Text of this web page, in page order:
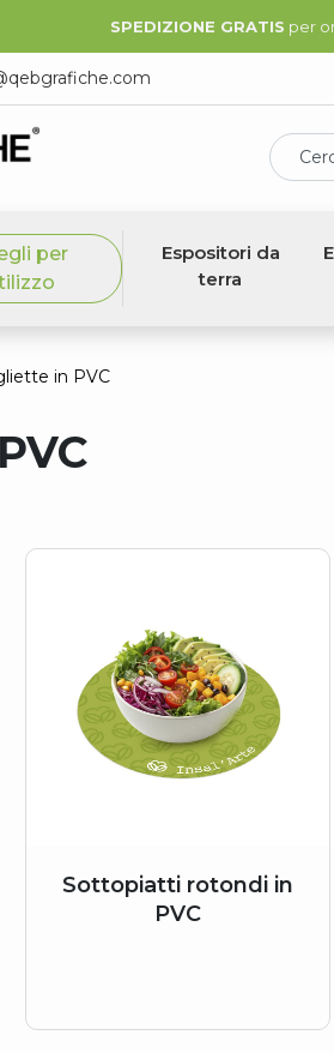
SPEDIZIONE GRATIS per
per
Espositori da
terra
in PVC
Sottopiatti rotondi in
PVC